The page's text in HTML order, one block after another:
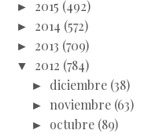
► 2015 (492)
► 2014 (572)
► 2013 (709)
▼ 2012 (784)
► diciembre (38)
► noviembre (63)
► octubre (89)